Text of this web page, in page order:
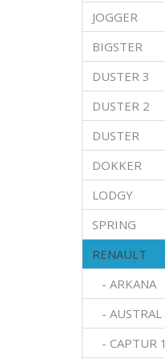
JOGGER
BIGSTER
DUSTER 3
DUSTER 2
DUSTER
DOKKER
LODGY
SPRING
RENAULT
- ARKANA
- AUSTRAL
- CAPTUR 1